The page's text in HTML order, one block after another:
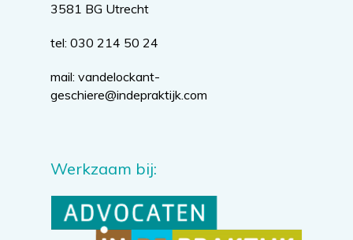
3581 BG Utrecht
tel: 030 214 50 24
mail: vandelockant-
geschiere@indepraktijk.com
Werkzaam bij: